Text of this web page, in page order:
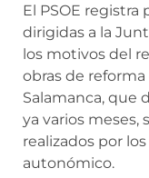
El PSOE
dirigidas a la
los motivos del
obras de
Salamanca, que
ya varios meses,
realizados por
autonómico.